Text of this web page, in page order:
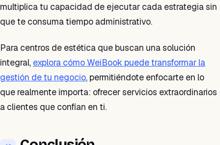
multiplica tu capacidad de ejecutar cada estrategia sin
que te consuma tiempo administrativo.
Para centros de estética que buscan una solución
integral, explora cómo WeiBook puede transformar la
gestión de tu negocio, permitiéndote enfocarte en lo
que realmente importa: ofrecer servicios extraordinarios
a clientes que confían en ti.